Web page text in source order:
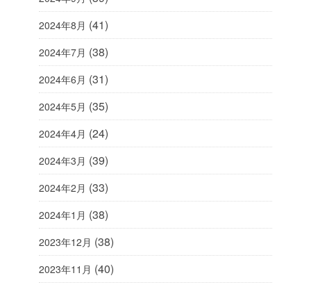
2024年8月 (41)
2024年7月 (38)
2024年6月 (31)
2024年5月 (35)
2024年4月 (24)
2024年3月 (39)
2024年2月 (33)
2024年1月 (38)
2023年12月 (38)
2023年11月 (40)